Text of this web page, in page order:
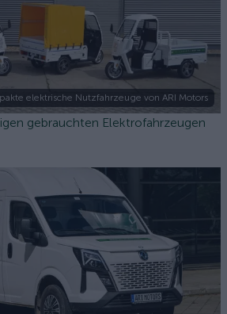
elektrische Nutzfahrzeuge von ARI Motors
gebrauchten Elektrofahrzeugen